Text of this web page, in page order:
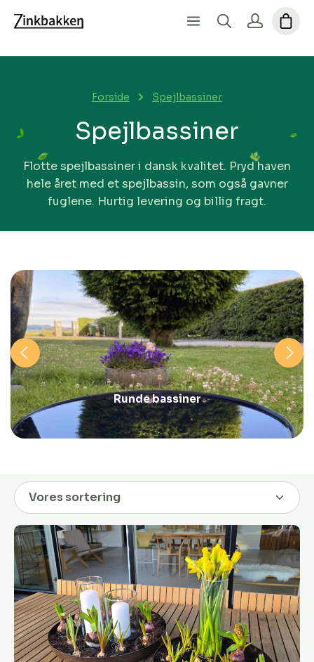
Forside Spejlbassiner
Spejlbassiner
Flotte spejlbassiner i dansk kvalitet. Pryd haven
hele året med et spejlbassin, som også gavner
fuglene. Hurtig levering og billig fragt.
Runde bassiner